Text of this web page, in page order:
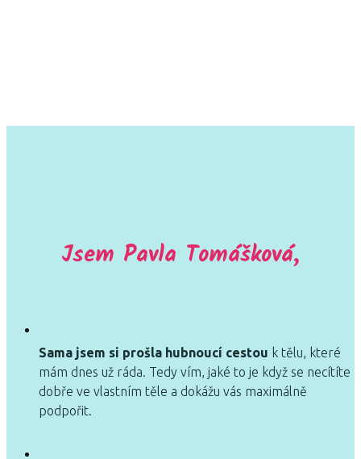
Jsem Pavla Tomášková,
Sama jsem si prošla hubnoucí cestou k tělu, které
mám dnes už ráda. Tedy vím, jaké to je když se necítíte
dobře ve vlastním těle a dokážu vás maximálně
podpořit.